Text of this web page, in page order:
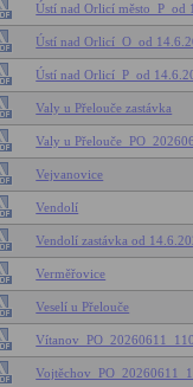
Ústí nad Orlicí město_P_od
Ústí nad Orlicí_O_od
Ústí nad Orlicí_P_od
Valy u Přelouče zastávka
Valy u
Vejvanovice
Vendolí
Vendolí zastávka od
Verměřovice
Veselí u Přelouče